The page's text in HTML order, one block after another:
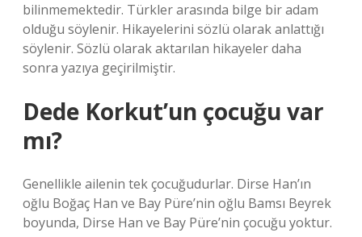
bilinmemektedir. Türkler arasında bilge bir adam
olduğu söylenir. Hikayelerini sözlü olarak anlattığı
söylenir. Sözlü olarak aktarılan hikayeler daha
sonra yazıya geçirilmiştir.
Dede Korkut’un çocuğu var
mı?
Genellikle ailenin tek çocuğudurlar. Dirse Han’ın
oğlu Boğaç Han ve Bay Püre’nin oğlu Bamsı Beyrek
boyunda, Dirse Han ve Bay Püre’nin çocuğu yoktur.